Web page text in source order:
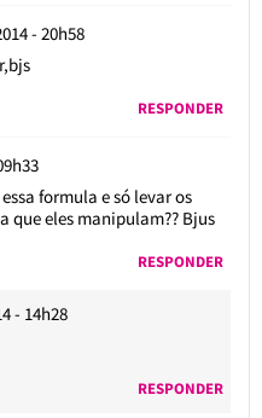
- 20h58
RESPONDER
formula e só levar os
que eles manipulam?? Bjus
RESPONDER
- 14h28
RESPONDER